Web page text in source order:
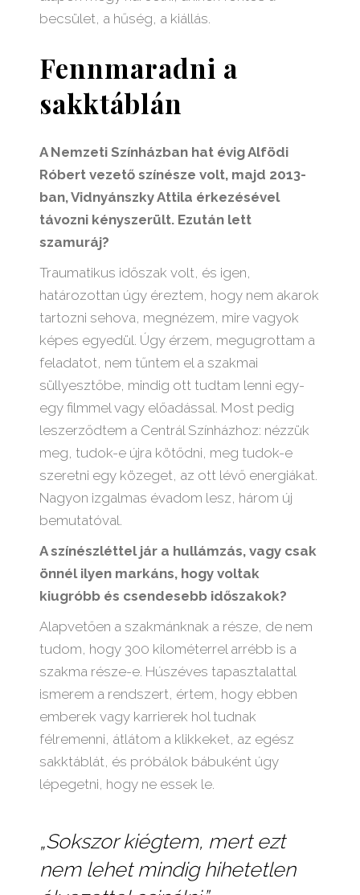
becsület, a hűség, a kiállás.
Fennmaradni a
sakktáblán
A Nemzeti Színházban hat évig Alfödi
Róbert vezető színésze volt, majd 2013-
ban, Vidnyánszky Attila érkezésével
távozni kényszerült. Ezután lett
szamuráj?
Traumatikus időszak volt, és igen,
határozottan úgy éreztem, hogy nem akarok
tartozni sehova, megnézem, mire vagyok
képes egyedül. Úgy érzem, megugrottam a
feladatot, nem tűntem el a szakmai
süllyesztőbe, mindig ott tudtam lenni egy-
egy filmmel vagy előadással. Most pedig
leszerződtem a Centrál Színházhoz: nézzük
meg, tudok-e újra kötődni, meg tudok-e
szeretni egy közeget, az ott lévő energiákat.
Nagyon izgalmas évadom lesz, három új
bemutatóval.
A színészléttel jár a hullámzás, vagy csak
önnél ilyen markáns, hogy voltak
kiugróbb és csendesebb időszakok?
Alapvetően a szakmánknak a része, de nem
tudom, hogy 300 kilométerrel arrébb is a
szakma része-e. Húszéves tapasztalattal
ismerem a rendszert, értem, hogy ebben
emberek vagy karrierek hol tudnak
félremenni, átlátom a klikkeket, az egész
sakktáblát, és próbálok bábuként úgy
lépegetni, hogy ne essek le.
„Sokszor kiégtem, mert ezt
nem lehet mindig hihetetlen